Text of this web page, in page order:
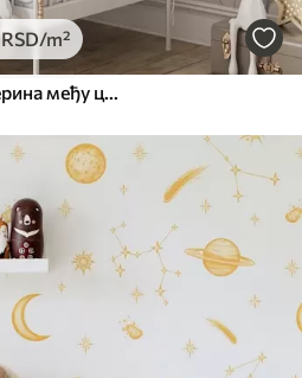
RSD/m²
Снежнобели пони и балерина међу цвећем и облацима